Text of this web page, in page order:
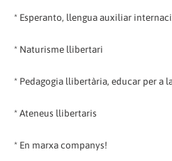
* Esperanto, llengua auxiliar
* Naturisme llibertari
* Pedagogia llibertària, educar per a
* Ateneus llibertaris
* En marxa companys!